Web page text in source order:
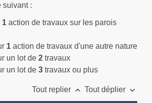
suivant :
1 action de travaux sur les parois
1 action de travaux d'une autre nature
un lot de 2 travaux
un lot de 3 travaux ou plus
Tout replier keyboard_arrow_up Tout déplier keyboard_arrow_down